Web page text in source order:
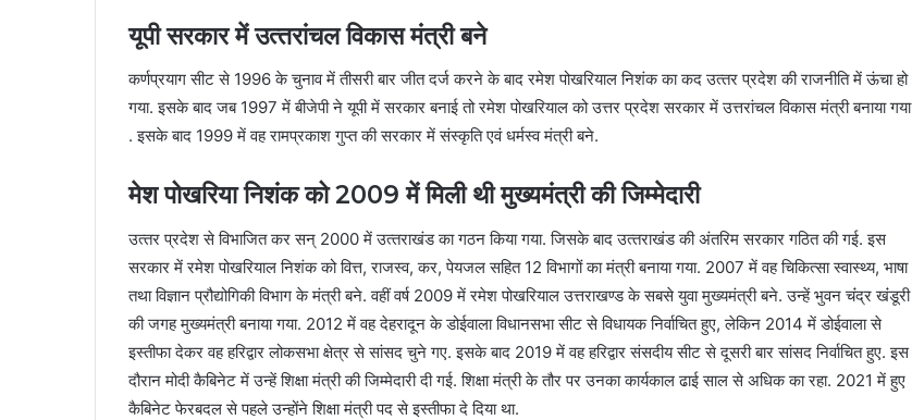
यूपी सरकार में उत्‍तरांचल व‍िकास मंत्री बने
कर्णप्रयाग सीट से 1996 के चुनाव में तीसरी बार जीत दर्ज करने के बाद रमेश पोखर‍ियाल न‍िशंक का कद उत्‍तर प्रदेश की राजनीत‍ि में ऊंचा हो
गया. इसके बाद जब 1997 में बीजेपी ने यूपी में सरकार बनाई तो रमेश पोखरियाल को उत्तर प्रदेश सरकार में उत्तरांचल विकास मंत्री बनाया गया
. इसके बाद 1999 में वह रामप्रकाश गुप्त की सरकार में संस्कृति एवं धर्मस्व मंत्री बने.
मेश पोखर‍िया न‍िशंक को 2009 में म‍िली थी मुख्‍यमंत्री की ज‍िम्‍मेदारी
उत्‍तर प्रदेश से व‍िभाज‍ित कर सन् 2000 में उत्‍तराखंड का गठन क‍िया गया. ज‍िसके बाद उत्‍तराखंड की अंतर‍िम सरकार गठि‍त की गई. इस
सरकार में रमेश पोखर‍ियाल न‍िशंक को वित्त, राजस्व, कर, पेयजल सहित 12 विभागों का मंत्री बनाया गया. 2007 में वह चिकित्सा स्वास्थ्य, भाषा
तथा विज्ञान प्रौद्योगिकी विभाग के मंत्री बने. वहीं वर्ष 2009 में रमेश पोखरियाल उत्तराखण्ड के सबसे युवा मुख्यमंत्री बने. उन्‍हें भुवन चंंद्र खंंडूरी
की जगह मुख्‍यमंत्री बनाया गया. 2012 में वह देहरादून के डोईवाला विधानसभा सीट से विधायक निर्वाचित हुए, लेक‍िन 2014 में डोईवाला से
इस्तीफा देकर वह हरिद्वार लोकसभा क्षेत्र से सांसद चुने गए. इसके बाद 2019 में वह हरिद्वार संसदीय सीट से दूसरी बार सांसद नि‍र्वाच‍ित हुए. इस
दौरान मोदी कैब‍िनेट में उन्‍हें श‍िक्षा मंत्री की ज‍िम्‍मेदारी दी गई. श‍िक्षा मंत्री के तौर पर उनका कार्यकाल ढाई साल से अध‍िक का रहा. 2021 में हुए
कैब‍िनेट फेरबदल से पहले उन्‍होंने श‍िक्षा मंत्री पद से इस्‍तीफा दे द‍िया था.